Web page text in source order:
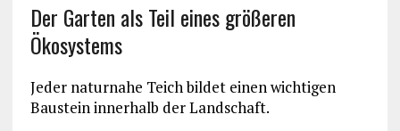
Der Garten als Teil eines größeren
Ökosystems
Jeder naturnahe Teich bildet einen wichtigen
Baustein innerhalb der Landschaft.